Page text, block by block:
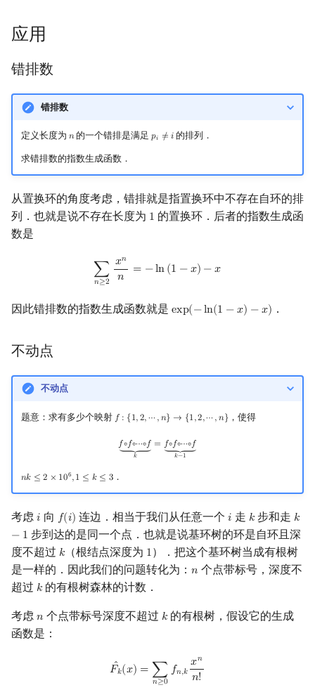
应用
错排数
错排数
定义长度为 𝑛
n的一个错排是满足𝑝𝑖 ≠ 𝑖
pi ≠i 的排列．
求错排数的指数生成函数．
从置换环的角度考虑，错排就是指置换环中不存在自环的排
列．也就是说不存在长度为 1
1 的置换环．后者的指数生成函
数是
∑
𝑛≥2
𝑥𝑛
𝑛 = −ln(1 −𝑥) −𝑥
n≥ =− ln( −
因此错排数的指数生成函数就是 exp(−ln(1 −𝑥) −𝑥)
exp(−ln(1− x)− x) ．
不动点
不动点
题意：求有多少个映射 𝑓 : {1,2,⋯ ,𝑛} → {1,2,⋯ ,𝑛}
f: 1 ,2,⋯,n}→{1, 2,⋯,n} ，使得
𝑓∘𝑓∘⋯∘𝑓
⏟
𝑘
= 𝑓∘𝑓∘⋯∘𝑓
⏟
𝑘−1
∘⋯∘f⏟k =f∘ f∘⋯∘f⏟k
𝑛𝑘 ≤ 2 × 106,1 ≤ 𝑘 ≤ 3
nk ≤2×106 ,1≤k≤3 ．
考虑 𝑖
i 向 𝑓(𝑖)
f(i) 连边．相当于我们从任意一个𝑖
i 走 𝑘
k 步和走 𝑘
− 1
k−
步到达的是同一个点．也就是说基环树的环是自环且深
度不超过 𝑘
k （根结点深度为 1
1）．把这个基环树当成有根树
是一样的．因此我们的问题转化为： 𝑛
n 个点带标号，深度不
超过 𝑘
k 的有根树森林的计数．
考虑 𝑛
n 个点带标号深度不超过 𝑘
k的有根树，假设它的生成
函数是：
ˆ
𝐹𝑘(𝑥) = ∑
𝑛≥0
𝑓𝑛,𝑘
𝑥𝑛
𝑛!
Fk ^( x) n≥0 n xnn